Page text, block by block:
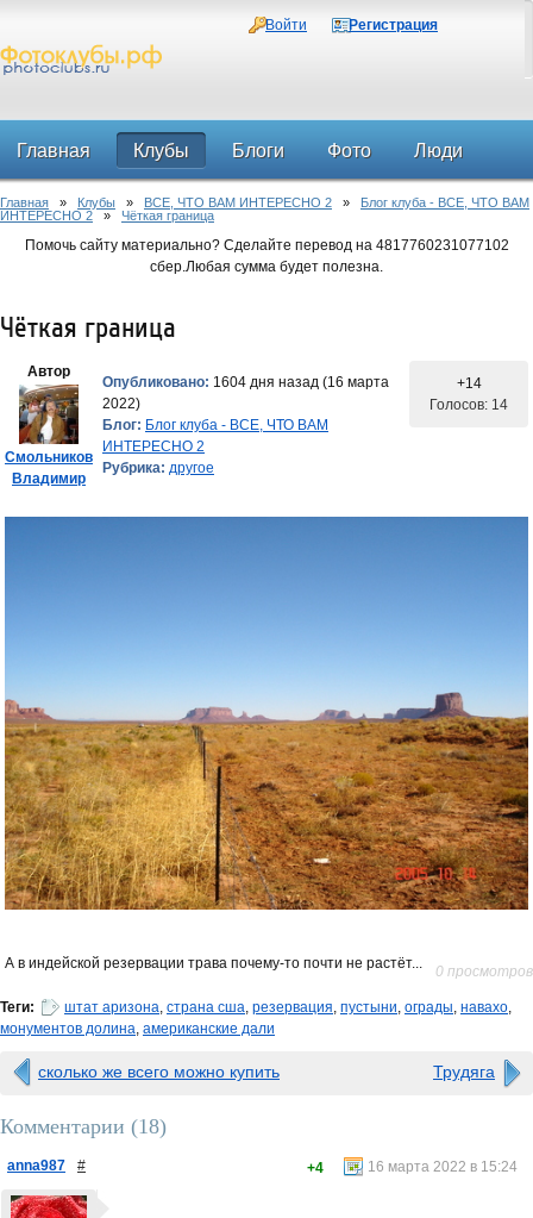
Войти Регистрация
Главная Клубы Блоги Фото Люди
Форум
Главная » Клубы » ВСЕ, ЧТО ВАМ ИНТЕРЕСНО 2 » Блог клуба - ВСЕ, ЧТО ВАМ
ИНТЕРЕСНО 2 » Чёткая граница
Помочь сайту материально? Сделайте перевод на 4817760231077102
сбер.Любая сумма будет полезна.
Чёткая граница
Автор
Смольников
Владимир
Опубликовано: 1604 дня назад (16 марта
2022)
Блог: Блог клуба - ВСЕ, ЧТО ВАМ
ИНТЕРЕСНО 2
Рубрика: другое
+14
Голосов: 14
А в индейской резервации трава почему-то почти не растёт... 0 просмотров
Теги: штат аризона, страна сша, резервация, пустыни, ограды, навахо,
монументов долина, американские дали
сколько же всего можно купить Трудяга
Комментарии (18)
anna987 # 16 марта 2022 в 15:24
+4